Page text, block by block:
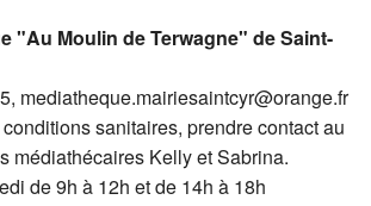
"Au Moulin de Terwagne" de Saint-
mediatheque.mairiesaintcyr@orange.fr
sanitaires, prendre contact au
médiathécaires Kelly et Sabrina.
de 9h à 12h et de 14h à 18h